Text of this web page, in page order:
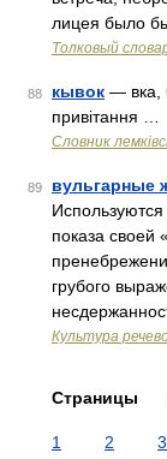
лицея было
Толковый
88 кывок — вка,
привітання …
Словник
89 вульгарные
показа своей
грубого
Культура
Страницы
1 2 3